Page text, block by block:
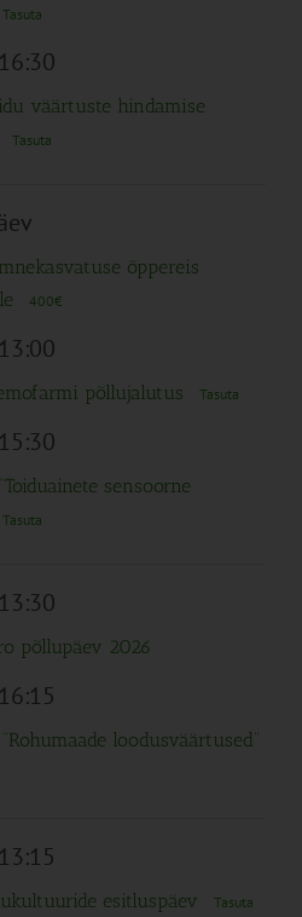
Tasuta
16:30
väärtuste hindamise
Tasuta
õppereis
400€
13:00
põllujalutus Tasuta
15:30
sensoorne
Tasuta
13:30
põllupäev 2026
16:15
loodusväärtused”
13:15
esitluspäev Tasuta